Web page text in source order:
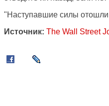
"Наступавшие силы отошли
Источник: The Wall Street